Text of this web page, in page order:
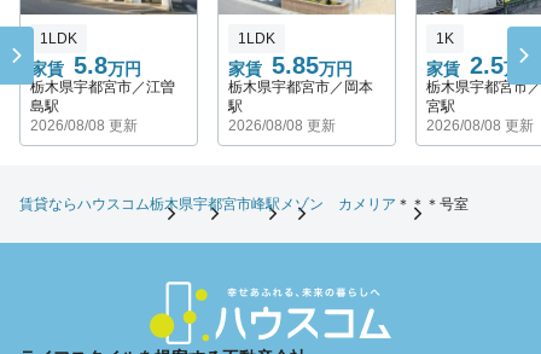
家賃 5.8万円
1LDK
栃木県宇都宮市／江曽
島駅
2026/08/08 更新
家賃 5.85万円
1LDK
栃木県宇都宮市／岡本
駅
2026/08/08 更新
家賃 2.5万円
1K
栃木県宇都宮市
宮駅
2026/08/08 更新
賃貸ならハウスコム栃木県宇都宮市峰駅 メゾン カメリア ＊＊＊号室